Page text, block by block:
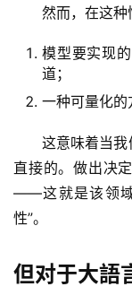
梦
字
梦
青
绘
梦
然而，在这种
模型要实现
道；
一种可量化的
这意味着当
直接的。做出决
——这就是该领域
性”。
但对于大語